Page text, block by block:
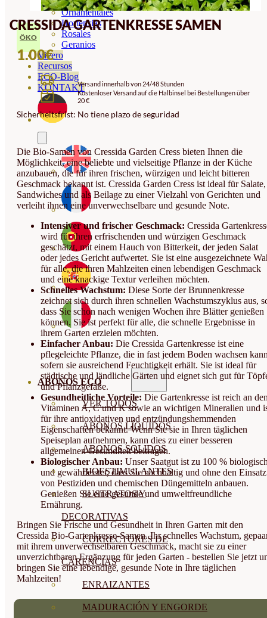
Ornamentales
Hortensias
Rosales
Geranios
Vivero
Recursos
ECO-Blog
KONTAKT
ABONOS ECO
VER TODOS
ABONOS LÍQUIDOS
ABONOS SOLIDOS
BIOESTIMULANTES
SUSTRATOS Y
DECORATIVAS
CORRECTORES DE
CARENCIAS
ENRAIZANTES
MADURACIÓN Y ENGORDE
CRESSIDA GARTENKRESSE SAMEN
ÖKO
1.00€
Versand innerhalb von 24/48 Stunden
Kostenloser Versand auf die Halbinsel bei Bestellungen über
20 €
Sicherheitsfrist: No tiene plazo de seguridad
Die Bio-Samen von Cressida Garden Cress bieten Ihnen die
Möglichkeit, eine beliebte und vielseitige Pflanze in der Küche
anzubauen, die für ihren frischen, würzigen und leicht bitteren
Geschmack bekannt ist. Cressida Garden Cress ist ideal für Salate,
Sandwiches und als Beilage zu einer Vielzahl von Gerichten und
verleiht ihnen eine unverwechselbare und gesunde Note.
Intensiver und frischer Geschmack: Cressida
wird für ihren erfrischenden und würzigen Geschmack
geschätzt, mit einem Hauch von Bitterkeit, der jeden Salat
oder jedes Gericht aufwertet. Sie ist eine ausgezeichnete
für alle, die ihren Mahlzeiten einen lebendigen Geschmack
und eine knackige Textur verleihen möchten.
Schnelles Wachstum: Diese Sorte der Brunnenkresse
zeichnet sich durch ihren schnellen Wachstumszyklus aus,
dass Sie schon nach wenigen Wochen ihre Blätter genießen
können. Sie ist perfekt für alle, die schnelle Ergebnisse in
ihrem Garten erzielen möchten.
Einfacher Anbau: Die Cressida Gartenkresse ist eine
pflegeleichte Pflanze, die in fast jedem Boden wachsen
sofern sie ausreichend Feuchtigkeit erhält. Sie ist ideal für
städtische und ländliche Gärten und eignet sich gut für
und Pflanzgefäße.
Gesundheitliche Vorteile: Die Gartenkresse ist reich an
Vitaminen A, C und K sowie an wichtigen Mineralien und
für ihre antioxidativen und entzündungshemmenden
Eigenschaften bekannt. Wenn Sie sie in Ihren täglichen
Speiseplan aufnehmen, kann dies zu einer besseren
allgemeinen Gesundheit beitragen.
Biologischer Anbau: Unser Saatgut ist zu 100 %
und gewährleistet, dass Sie nachhaltig und ohne den Einsatz
von Pestiziden und chemischen Düngemitteln anbauen.
Genießen Sie eine gesunde und umweltfreundliche
Ernährung.
Bringen Sie Frische und Gesundheit in Ihren Garten mit den
Cressida Bio-Gartenkresse-Samen. Ihr schnelles Wachstum,
mit ihrem unverwechselbaren Geschmack, macht sie zu einer
unverzichtbaren Ergänzung für jeden Garten - bestellen Sie jetzt
bringen Sie eine lebendige, gesunde Note in Ihre täglichen
Mahlzeiten!